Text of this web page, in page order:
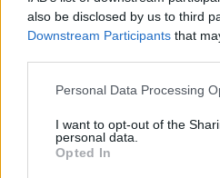
also be disclosed by us to third
Downstream Participants that
Personal Data Processing
I want to opt-out of the
personal data.
Opted In
ΜΕΤΕΟ: Το 42% των δασών
International IDEA για ακόμη
04/08/2026 - 17:24